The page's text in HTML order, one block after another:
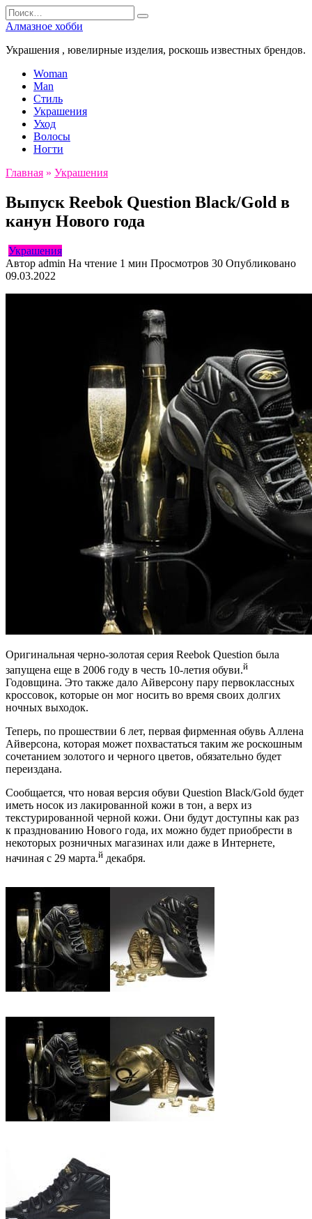
Перейти
к
Search
for:
Алмазное хобби
Украшения , ювелирные изделия, роскошь известных брендов.
Woman
Man
Стиль
Украшения
Уход
Волосы
Ногти
Главная » Украшения
Выпуск Reebok Question Black/Gold в
канун Нового года
Украшения
Автор admin На чтение 1 мин Просмотров 30 Опубликовано
09.03.2022
Оригинальная черно-золотая серия Reebok Question была
запущена еще в 2006 году в честь 10-летия обуви.й
Годовщина. Это также дало Айверсону пару первоклассных
кроссовок, которые он мог носить во время своих долгих
ночных выходок.
Теперь, по прошествии 6 лет, первая фирменная обувь Аллена
Айверсона, которая может похвастаться таким же роскошным
сочетанием золотого и черного цветов, обязательно будет
переиздана.
Сообщается, что новая версия обуви Question Black/Gold будет
иметь носок из лакированной кожи в тон, а верх из
текстурированной черной кожи. Они будут доступны как раз
к празднованию Нового года, их можно будет приобрести в
некоторых розничных магазинах или даже в Интернете,
начиная с 29 марта.й декабря.